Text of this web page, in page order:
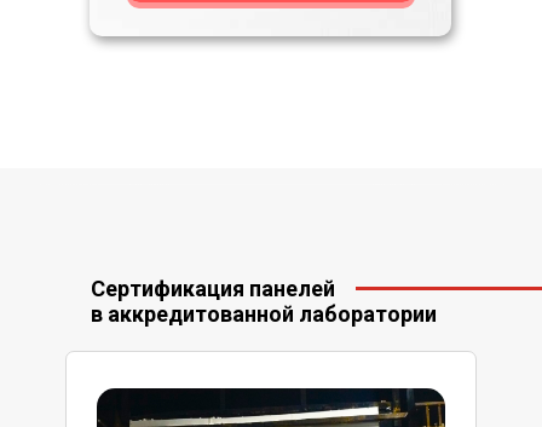
Сертификация панелей
в аккредитованной лаборатории